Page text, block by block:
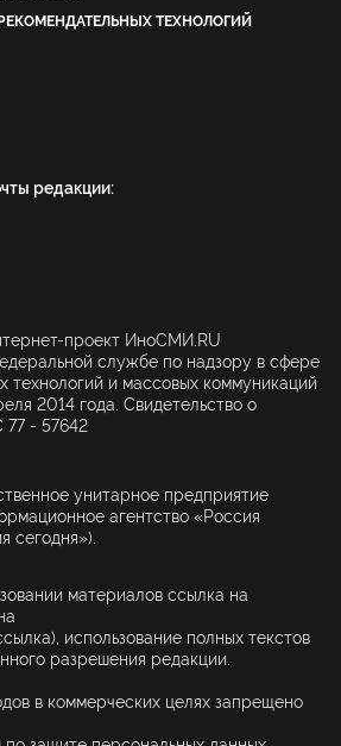
ТЕХНОЛОГИЙ
редакции:
проект ИноСМИ.RU
службе по надзору в сфере
технологий и массовых коммуникаций
2014 года. Свидетельство о
- 57642
унитарное предприятие
агентство «Россия
сегодня»).
материалов ссылка на
использование полных текстов
разрешения редакции.
в коммерческих целях запрещено